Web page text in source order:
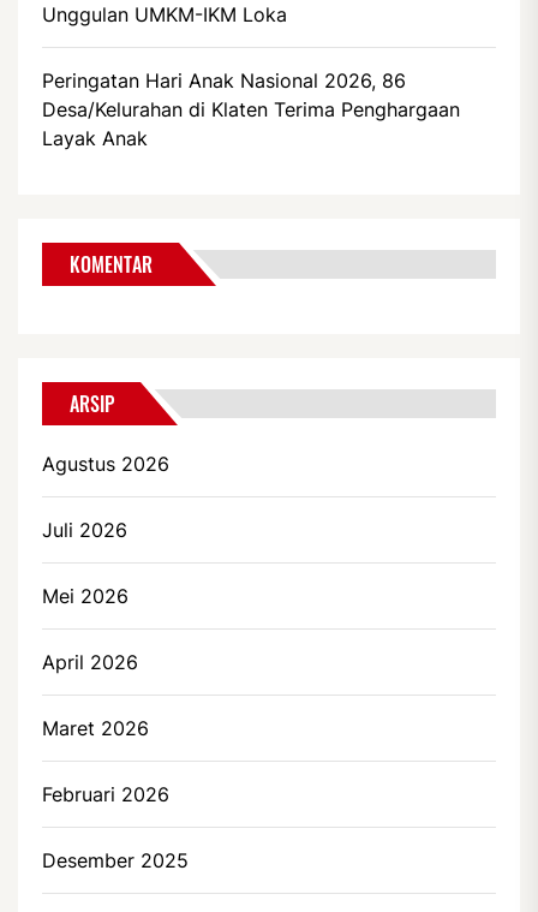
Unggulan UMKM-IKM Loka
Peringatan Hari Anak Nasional 2026, 86
Desa/Kelurahan di Klaten Terima Penghargaan
Layak Anak
KOMENTAR
ARSIP
Agustus 2026
Juli 2026
Mei 2026
April 2026
Maret 2026
Februari 2026
Desember 2025